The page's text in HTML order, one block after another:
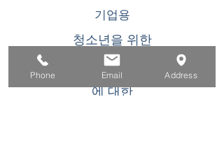
기업용
청소년을 위한
이벤트
에 대한
Phone Email Address